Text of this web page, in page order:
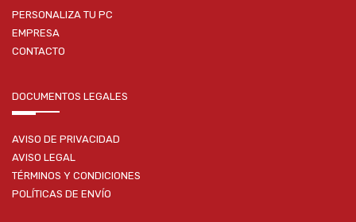
PERSONALIZA TU PC
EMPRESA
CONTACTO
DOCUMENTOS LEGALES
AVISO DE PRIVACIDAD
AVISO LEGAL
TÉRMINOS Y CONDICIONES
POLÍTICAS DE ENVÍO